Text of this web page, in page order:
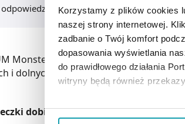
Korzystamy z plików cookies
naszej strony internetowej.
zadbanie o Twój komfort
dopasowania wyświetlania
do prawidłowego działania
witryny będą również
Jeżeli chcesz dostosować
Monster Light-up Soft szczoteczka
i dolnych zębów.
dobierany jest losowo.